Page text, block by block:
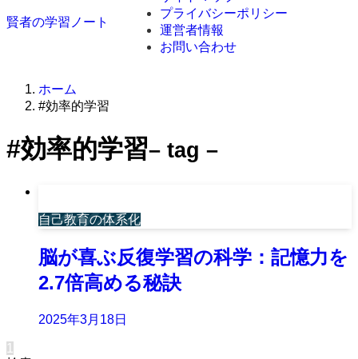
賢者の学習ノート
プライバシーポリシー
運営者情報
お問い合わせ
ホーム
#効率的学習
#効率的学習– tag –
自己教育の体系化
脳が喜ぶ反復学習の科学：記憶力を
2.7倍高める秘訣
2025年3月18日
1